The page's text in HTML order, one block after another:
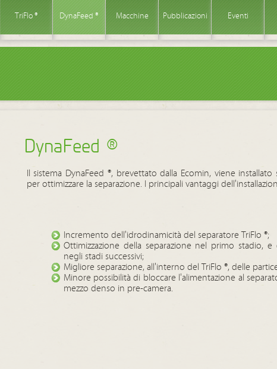
TriFlo ® DynaFeed ® Macchine Pubblicazioni Eventi
DynaFeed ®
Il sistema DynaFeed ®, brevettato dalla Ecomin, viene
per ottimizzare la separazione. I principali vantaggi
Incremento dell'idrodinamicità del separatore TriFlo ®;
Ottimizzazione della separazione nel primo stadio,
negli stadi successivi;
Migliore separazione, all'interno del TriFlo ®, delle
Minore possibilità di bloccare l'alimentazione al
mezzo denso in pre-camera.